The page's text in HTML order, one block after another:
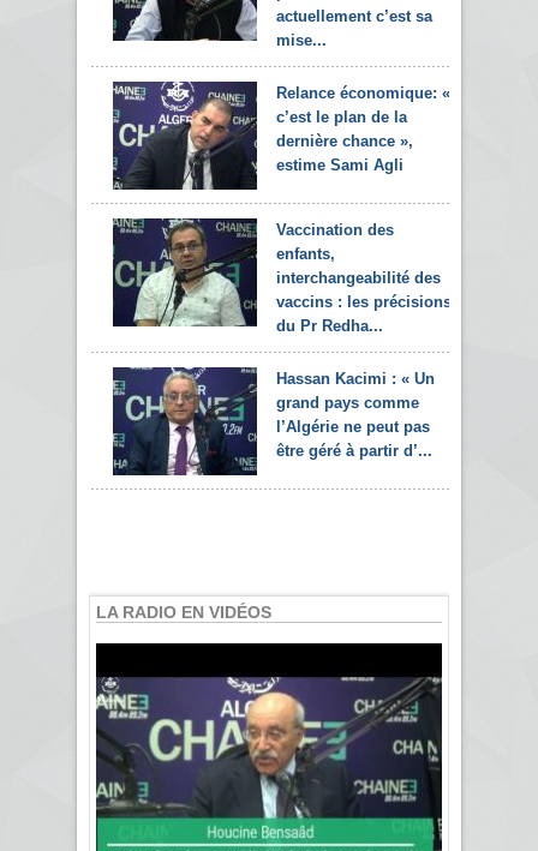
actuellement c’est sa
mise...
Relance économique: «
c’est le plan de la
dernière chance »,
estime Sami Agli
Vaccination des
enfants,
interchangeabilité des
vaccins : les précisions
du Pr Redha...
Hassan Kacimi : « Un
grand pays comme
l’Algérie ne peut pas
être géré à partir d’...
LA RADIO EN VIDÉOS